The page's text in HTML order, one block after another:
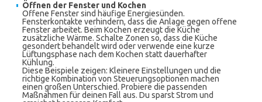
Öffnen der Fenster und Kochen
Offene Fenster sind häufige Energiesünden.
Fensterkontakte verhindern, dass die Anlage gegen offene
Fenster arbeitet. Beim Kochen erzeugt die Küche
zusätzliche Wärme. Schalte Zonen so, dass die Küche
gesondert behandelt wird oder verwende eine kurze
Lüftungsphase nach dem Kochen statt dauerhafter
Kühlung.
Diese Beispiele zeigen: Kleinere Einstellungen und die
richtige Kombination von Steuerungsoptionen machen
einen großen Unterschied. Probiere die passenden
Maßnahmen für deinen Fall aus. Du sparst Strom und